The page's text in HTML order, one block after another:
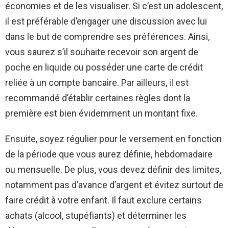
économies et de les visualiser. Si c’est un adolescent,
il est préférable d’engager une discussion avec lui
dans le but de comprendre ses préférences. Ainsi,
vous saurez s’il souhaite recevoir son argent de
poche en liquide ou posséder une carte de crédit
reliée à un compte bancaire. Par ailleurs, il est
recommandé d’établir certaines règles dont la
première est bien évidemment un montant fixe.
Ensuite, soyez régulier pour le versement en fonction
de la période que vous aurez définie, hebdomadaire
ou mensuelle. De plus, vous devez définir des limites,
notamment pas d’avance d’argent et évitez surtout de
faire crédit à votre enfant. Il faut exclure certains
achats (alcool, stupéfiants) et déterminer les